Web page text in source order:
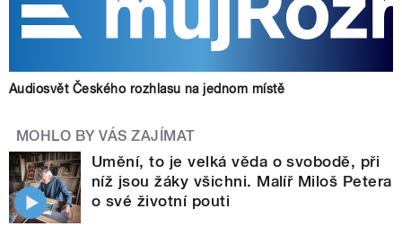
Audiosvět Českého rozhlasu na jednom místě
MOHLO BY VÁS ZAJÍMAT
Umění, to je velká věda o svobodě, při
níž jsou žáky všichni. Malíř Miloš Petera
o své životní pouti